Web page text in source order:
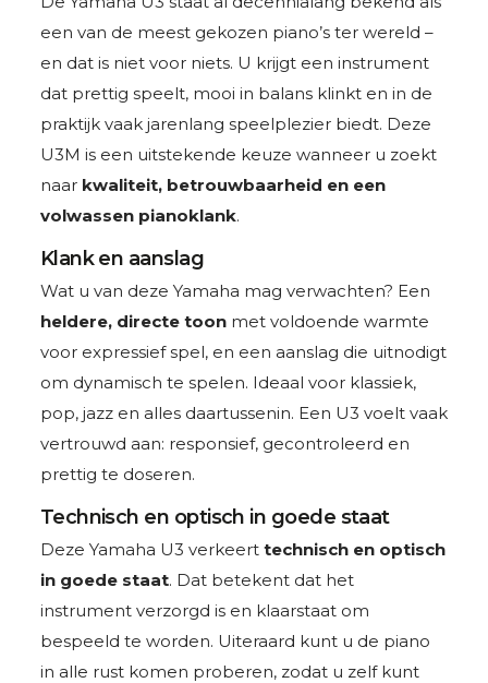
een van de meest gekozen piano’s ter wereld –
en dat is niet voor niets. U krijgt een instrument
dat prettig speelt, mooi in balans klinkt en in de
praktijk vaak jarenlang speelplezier biedt. Deze
U3M is een uitstekende keuze wanneer u zoekt
naar kwaliteit, betrouwbaarheid en een
volwassen pianoklank.
Klank en aanslag
Wat u van deze Yamaha mag verwachten? Een
heldere, directe toonmet voldoende warmte
voor expressief spel, en een aanslag die uitnodigt
om dynamisch te spelen. Ideaal voor klassiek,
pop, jazz en alles daartussenin. Een U3 voelt vaak
vertrouwd aan: responsief, gecontroleerd en
prettig te doseren.
Technisch en optisch in goede staat
Deze Yamaha U3 verkeert technisch en optisch
in goede staat. Dat betekent dat het
instrument verzorgd is en klaarstaat om
bespeeld te worden. Uiteraard kunt u de piano
in alle rust komen proberen, zodat u zelf kunt